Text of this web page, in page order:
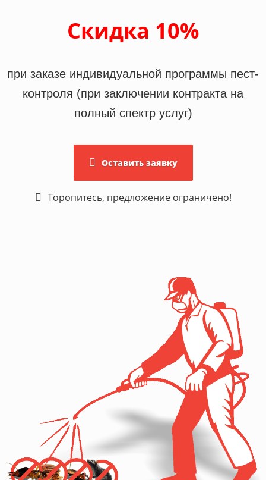
Скидка 10%
при заказе индивидуальной программы пест-
контроля (при заключении контракта на
полный спектр услуг)
Оставить заявку
Торопитесь, предложение ограничено!